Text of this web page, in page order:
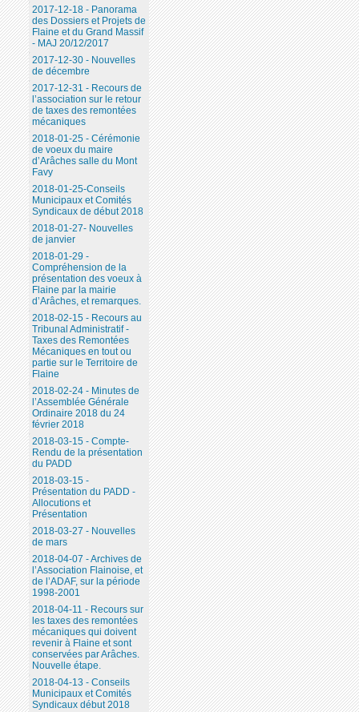
2017-12-18 - Panorama
des Dossiers et Projets de
Flaine et du Grand Massif
- MAJ 20/12/2017
2017-12-30 - Nouvelles
de décembre
2017-12-31 - Recours de
l’association sur le retour
de taxes des remontées
mécaniques
2018-01-25 - Cérémonie
de voeux du maire
d’Arâches salle du Mont
Favy
2018-01-25-Conseils
Municipaux et Comités
Syndicaux de début 2018
2018-01-27- Nouvelles
de janvier
2018-01-29 -
Compréhension de la
présentation des voeux à
Flaine par la mairie
d’Arâches, et remarques.
2018-02-15 - Recours au
Tribunal Administratif -
Taxes des Remontées
Mécaniques en tout ou
partie sur le Territoire de
Flaine
2018-02-24 - Minutes de
l’Assemblée Générale
Ordinaire 2018 du 24
février 2018
2018-03-15 - Compte-
Rendu de la présentation
du PADD
2018-03-15 -
Présentation du PADD -
Allocutions et
Présentation
2018-03-27 - Nouvelles
de mars
2018-04-07 - Archives de
l’Association Flainoise, et
de l’ADAF, sur la période
1998-2001
2018-04-11 - Recours sur
les taxes des remontées
mécaniques qui doivent
revenir à Flaine et sont
conservées par Arâches.
Nouvelle étape.
2018-04-13 - Conseils
Municipaux et Comités
Syndicaux début 2018